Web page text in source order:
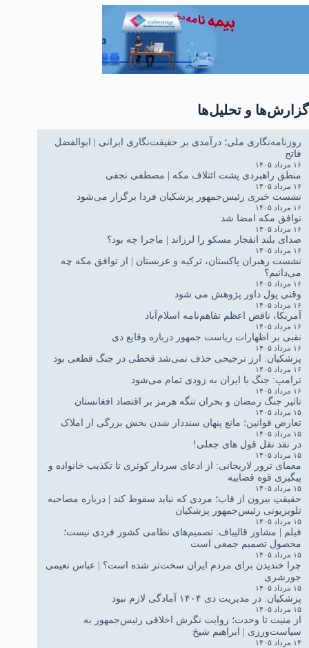
گزارش‌ها و تحلیل‌ها
روزنامه‌نگاری ملی؛ درآمدی بر حقیقت‌نگاری ایرانی | ابوالفضل
فاتح
۱۶ مرداد ۱۴۰۵
منطق راهبردی پشت ائتلاف مکه | مصطفی نجفی
۱۶ مرداد ۱۴۰۵
نشست خبری رئیس‌جمهور پزشکیان فردا برگزار می‌شود
۱۶ مرداد ۱۴۰۵
توافق مکه امضا شد
۱۶ مرداد ۱۴۰۵
صدای بلند انفجار مسکو را لرزاند | ماجرا چه بود؟
۱۶ مرداد ۱۴۰۵
نشست رهبران پاکستان، ترکیه و عربستان | از توافق مکه چه
می‌دانیم؟
۱۶ مرداد ۱۴۰۵
وقتی پول داور پژوهش می شود
۱۶ مرداد ۱۴۰۵
آمریکا، ناقض اعظم تفاهم‌نامه اسلام‌آباد
۱۶ مرداد ۱۴۰۵
نقبی بر اظهارات ریاست جمهور درباره وقایع دی
۱۶ مرداد ۱۴۰۵
پزشکیان: ارز ترجیحی حذف نمی‌شد قحطی در جنگ قطعی بود
۱۶ مرداد ۱۴۰۵
ترامپ: جنگ با ایران به زودی تمام می‌شود
۱۶ مرداد ۱۴۰۵
تاثیر جنگ رمضان و بحران تنگه هرمز بر اقتصاد افغانستان
۱۵ مرداد ۱۴۰۵
تعارض قوانین؛ مانع پنهان سنددار شدن بخش بزرگی از املاک
۱۵ مرداد ۱۴۰۵
در نقد نقل قول های جعلی!
۱۵ مرداد ۱۴۰۵
معمای ترور لاریجانی: از ادعای سردار کوثری تا تکذیب خانواده و
پیگیری قوه قضاییه
۱۵ مرداد ۱۴۰۵
حقیقتِ بیرون از قاب؛ مردی که نباید سقوط کند | درباره مصاحبه
تلویزیونی رئیس‌جمهور پزشکیان
۱۵ مرداد ۱۴۰۵
فیلم | مشاور قالیباف: تصمیم‌های نظامی کشور فردی نیست؛
محصول تصمیم جمعی است
۱۵ مرداد ۱۴۰۵
چرا خندیدن برای مردم ایران سخت‌تر شده است؟ | عباس نعیمی
جورشری
۱۵ مرداد ۱۴۰۵
پزشکیان: در مدیریت دی ۱۴۰۴ آمادگی لازم نبود
۱۵ مرداد ۱۴۰۵
از منیت تا وحدت؛ روایت نگرش اخلاقی رئیس‌جمهور به
سیاست‌ورزی | ابراهیم شیخ
۱۴ مرداد ۱۴۰۵